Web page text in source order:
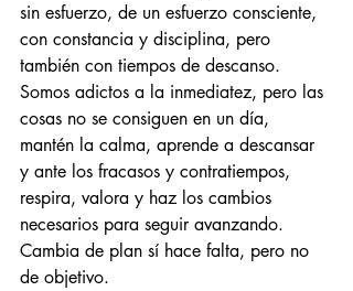
sin esfuerzo, de un esfuerzo consciente,
con constancia y disciplina, pero
también con tiempos de descanso.
Somos adictos a la inmediatez, pero las
cosas no se consiguen en un día,
mantén la calma, aprende a descansar
y ante los fracasos y contratiempos,
respira, valora y haz los cambios
necesarios para seguir avanzando.
Cambia de plan sí hace falta, pero no
de objetivo.